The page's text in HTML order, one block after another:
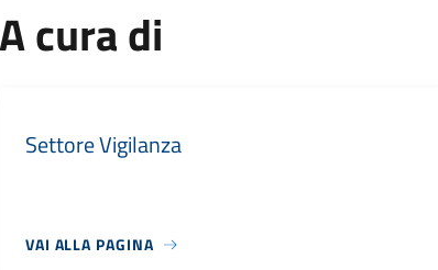
A cura di
Settore Vigilanza
VAI ALLA PAGINA